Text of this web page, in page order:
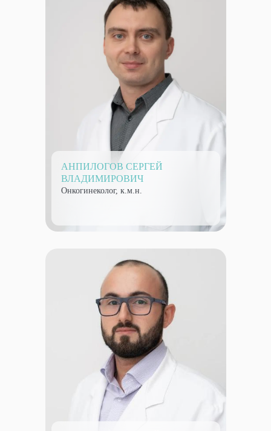
АНПИЛОГОВ СЕРГЕЙ
ВЛАДИМИРОВИЧ
Онкогинеколог, к.м.н.